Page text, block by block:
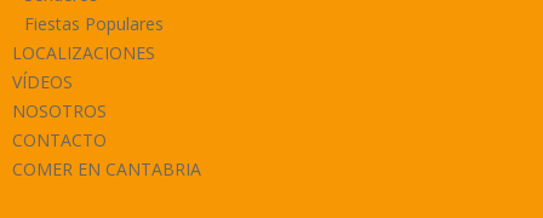
Fiestas Populares
LOCALIZACIONES
VÍDEOS
NOSOTROS
CONTACTO
COMER EN CANTABRIA